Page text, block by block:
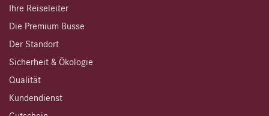
Ihre Reiseleiter
Die Premium Busse
Der Standort
Sicherheit & Ökologie
Qualität
Kundendienst